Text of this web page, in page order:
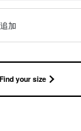
Find your size